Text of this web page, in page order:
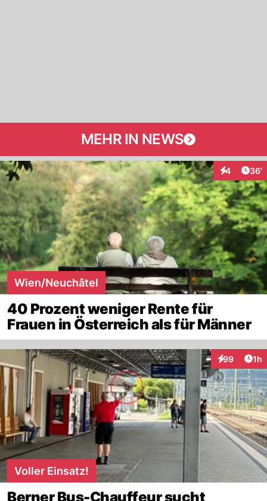
MEHR IN NEWS
4 36'
Wien/Neuchâtel
40 Prozent weniger Rente für
Frauen in Österreich als für Männer
99
Interaktionen
1h
Voller Einsatz!
Berner Bus-Chauffeur sucht